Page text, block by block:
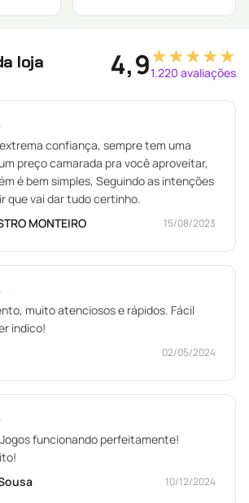
loja 4,9★★★★★
1.220 avaliações
confiança, sempre tem uma
preço camarada pra você aproveitar,
é bem simples, Seguindo as intenções
que vai dar tudo certinho.
MONTEIRO
15/08/2023
muito atenciosos e rápidos. Fácil
indico!
02/05/2024
funcionando perfeitamente!
10/12/2024